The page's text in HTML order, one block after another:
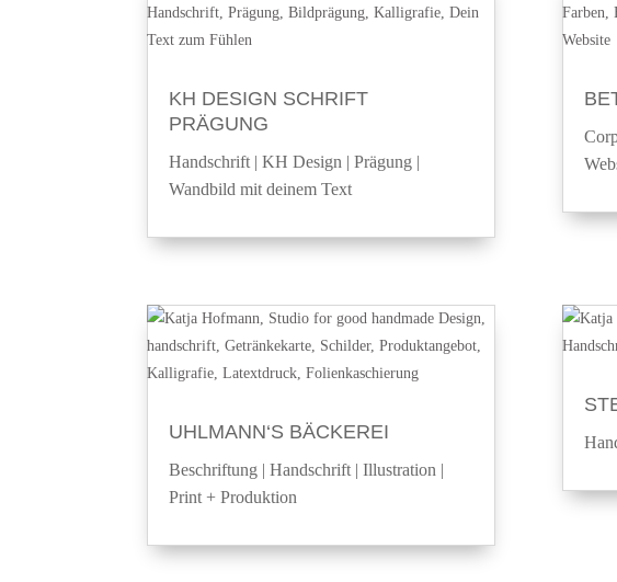
KH DESIGN SCHRIFT
PRÄGUNG
Handschrift |KH Design |Prägung |
Wandbild mit deinem Text
UHLMANN‘S BÄCKEREI
Beschriftung |Handschrift |Illustration |
Print + Produktion